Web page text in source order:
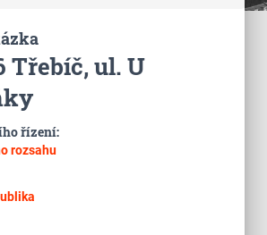
Třebíč, ul. U
řízení:
rozsahu